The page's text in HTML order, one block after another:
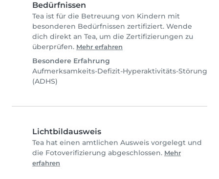
Bedürfnissen
Tea ist für die Betreuung von Kindern mit
besonderen Bedürfnissen zertifiziert. Wende
dich direkt an Tea, um die Zertifizierungen zu
überprüfen. Mehr erfahren
Besondere Erfahrung
Aufmerksamkeits-Defizit-Hyperaktivitäts-Störung
(ADHS)
Lichtbildausweis
Tea hat einen amtlichen Ausweis vorgelegt und
die Fotoverifizierung abgeschlossen. Mehr
erfahren